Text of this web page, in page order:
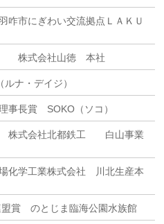
咋市にぎわい交流拠点ＬＡＫＵ
株式会社山徳 本社
ナ・デイジ）
事長賞 SOKO（ソコ）
株式会社北都鉄工 白山事業
化学工業株式会社 川北生産本
盟賞 のとじま臨海公園水族館